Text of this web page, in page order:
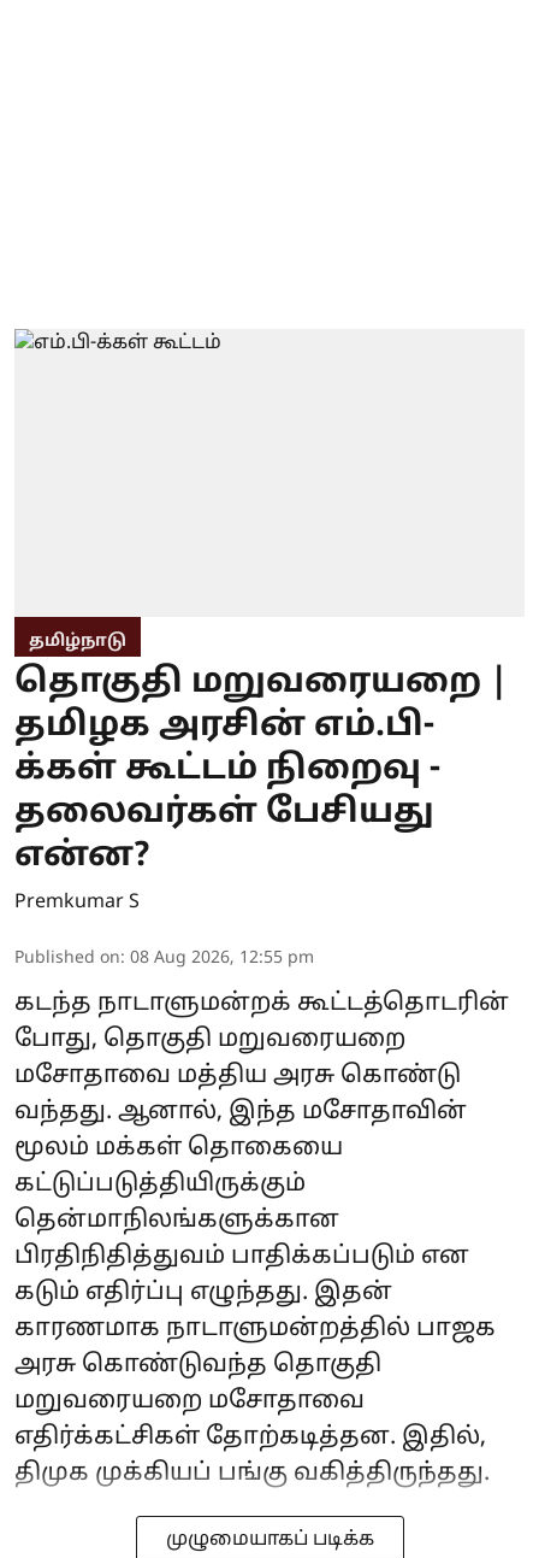
தமிழ்நாடு
தொகுதி மறுவரையறை |
தமிழக அரசின் எம்.பி-
க்கள் கூட்டம் நிறைவு -
தலைவர்கள் பேசியது
என்ன?
Premkumar S
Published on: 08 Aug 2026, 12:55 pm
கடந்த நாடாளுமன்றக் கூட்டத்தொடரின்
போது, தொகுதி மறுவரையறை
மசோதாவை மத்திய அரசு கொண்டு
வந்தது. ஆனால், இந்த மசோதாவின்
மூலம் மக்கள் தொகையை
கட்டுப்படுத்தியிருக்கும்
தென்மாநிலங்களுக்கான
பிரதிநிதித்துவம் பாதிக்கப்படும் என
கடும் எதிர்ப்பு எழுந்தது. இதன்
காரணமாக நாடாளுமன்றத்தில் பாஜக
அரசு கொண்டுவந்த தொகுதி
மறுவரையறை மசோதாவை
எதிர்க்கட்சிகள் தோற்கடித்தன. இதில்,
திமுக முக்கியப் பங்கு வகித்திருந்தது.
முழுமையாகப் படிக்க